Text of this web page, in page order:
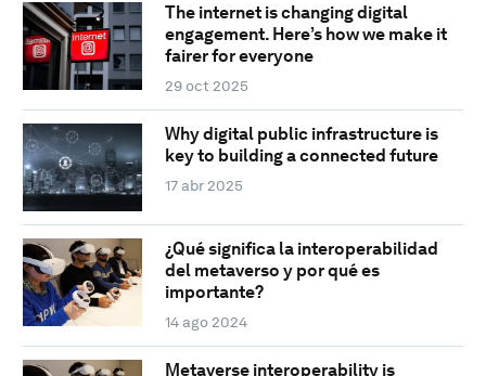
The internet is changing digital
engagement. Here’s how we make it
fairer for everyone
29 oct 2025
Why digital public infrastructure is
key to building a connected future
17 abr 2025
¿Qué significa la interoperabilidad
del metaverso y por qué es
importante?
14 ago 2024
Metaverse interoperability is